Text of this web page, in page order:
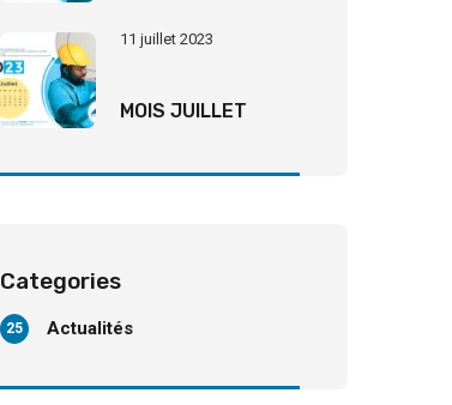
11 juillet 2023
MOIS JUILLET
Categories
Actualités
25